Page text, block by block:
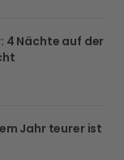
4 Nächte auf der
Jahr teurer ist